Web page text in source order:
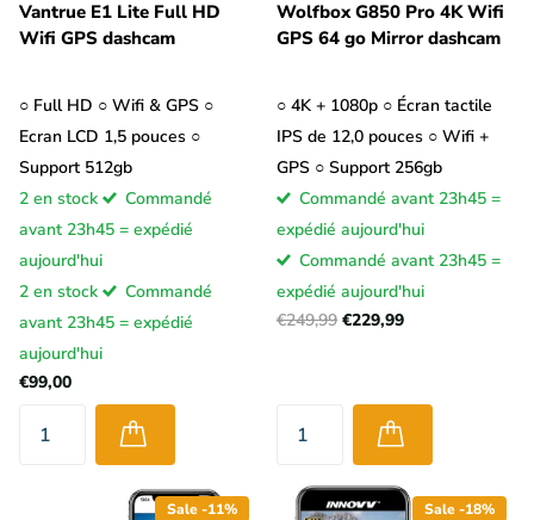
Vantrue E1 Lite Full HD
Wifi GPS dashcam
○ Full HD ○ Wifi & GPS ○
Ecran LCD 1,5 pouces ○
Support 512gb
2 en stock
Commandé
avant 23h45 = expédié
aujourd'hui
2 en stock
Commandé
avant 23h45 = expédié
aujourd'hui
€99,00
Wolfbox G850 Pro 4K Wifi
GPS 64 go Mirror dashcam
○ 4K + 1080p ○ Écran tactile
IPS de 12,0 pouces ○ Wifi +
GPS ○ Support 256gb
Commandé avant 23h45 =
expédié aujourd'hui
Commandé avant 23h45 =
expédié aujourd'hui
€249,99 €229,99
Sale -11% Sale -18%